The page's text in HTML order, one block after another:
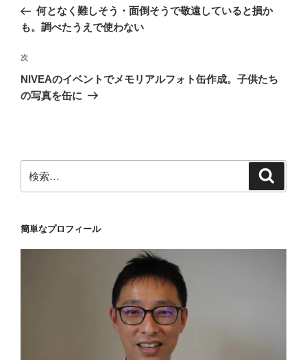
ナ
ゲ
ー
シ
の
投
何となく難しそう・面倒そうで敬遠していると損か
も。調べたうえで使わない
次
の
投
次
NIVEAのイベントでメモリアルフォト缶作成。子供たち
の写真を缶に
索:
簡単なプロフィール